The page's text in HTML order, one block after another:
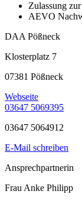
Zulassung
AEVO
DAA Pößneck
Klosterplatz 7
07381 Pößneck
Webseite
03647 5069395
03647 5064912
E-Mail schreiben
Ansprechpartnerin
Frau Anke Philipp